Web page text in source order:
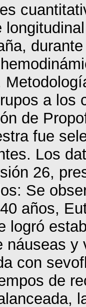
a los
de
fue
Los
26,
Se
años,
logró
náuseas
con
de